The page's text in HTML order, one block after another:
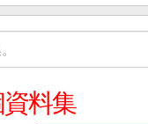
料集